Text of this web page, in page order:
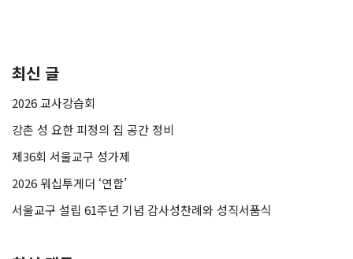
최신 글
2026 교사강습회
강촌 성 요한 피정의 집 공간 정비
제36회 서울교구 성가제
2026 워십투게더 ‘연합’
서울교구 설립 61주년 기념 감사성찬례와 성직서품식